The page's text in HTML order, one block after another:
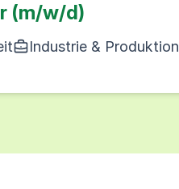
(m/w/d)
Industrie & Produktion